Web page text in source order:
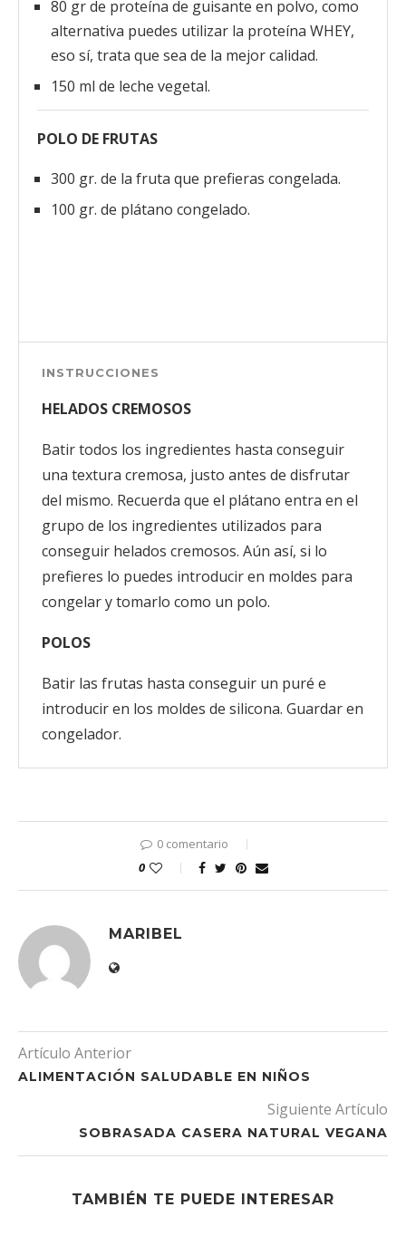
80 gr de proteína de guisante en polvo, como
alternativa puedes utilizar la proteína WHEY,
eso sí, trata que sea de la mejor calidad.
150 ml de leche vegetal.
POLO DE FRUTAS
300 gr. de la fruta que prefieras congelada.
100 gr. de plátano congelado.
INSTRUCCIONES
HELADOS CREMOSOS
Batir todos los ingredientes hasta conseguir
una textura cremosa, justo antes de disfrutar
del mismo. Recuerda que el plátano entra en el
grupo de los ingredientes utilizados para
conseguir helados cremosos. Aún así, si lo
prefieres lo puedes introducir en moldes para
congelar y tomarlo como un polo.
POLOS
Batir las frutas hasta conseguir un puré e
introducir en los moldes de silicona. Guardar en
congelador.
0 comentario
0
MARIBEL
Artículo Anterior
ALIMENTACIÓN SALUDABLE EN NIÑOS
Siguiente Artículo
SOBRASADA CASERA NATURAL VEGANA
TAMBIÉN TE PUEDE INTERESAR